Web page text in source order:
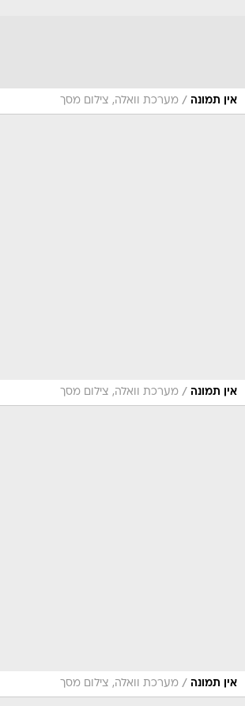
אין תמונה / מערכת וואלה, צילום מסך
אין תמונה / מערכת וואלה, צילום מסך
אין תמונה / מערכת וואלה, צילום מסך